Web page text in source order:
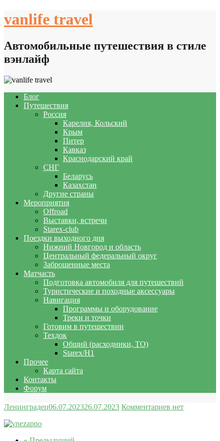
to
vanlife travel
Автомобильные путешествия в стиле
вэнлайф
Блог
Путешествия
Россия
Карелия, Кольский
Крым
Питер
Кавказ
Краснодарский край
СНГ
Беларусь
Казахстан
Другие страны
Мероприятия
Offroad
Выставки, встречи
Starex-club
Поездки выходного дня
Нижний Новгород и область
Центральный федеральный округ
Заброшенные места
Матчасть
Подготовка автомобиля для путешествий
Туристические и походные аксессуары
Навигация
Программы и оборудование
Треки и точки
Готовим в путешествии
Техдок
Общий (расходники, ТО)
Starex/H1
Прочее
Карта сайта
Контакты
Форум
Ленинградец06.07.202326.07.2023 Комментариев нет